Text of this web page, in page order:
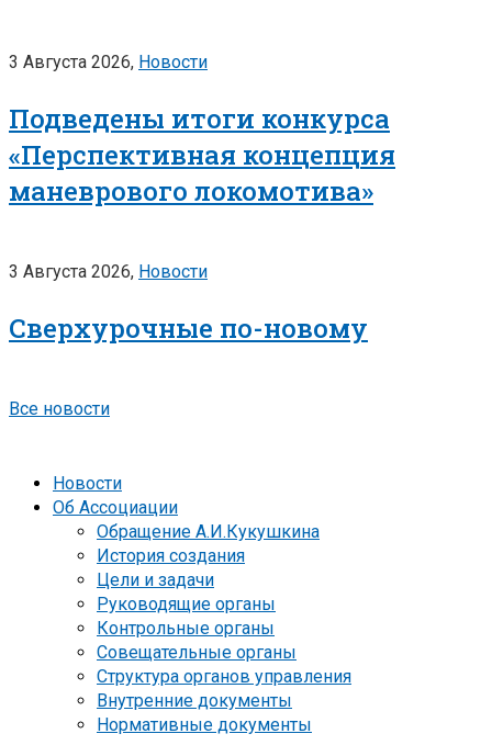
3 Августа 2026, Новости
Подведены итоги конкурса
«Перспективная концепция
маневрового локомотива»
3 Августа 2026, Новости
Сверхурочные по-новому
Все новости
Новости
Об Ассоциации
Обращение А.И.Кукушкина
История создания
Цели и задачи
Руководящие органы
Контрольные органы
Совещательные органы
Структура органов управления
Внутренние документы
Нормативные документы